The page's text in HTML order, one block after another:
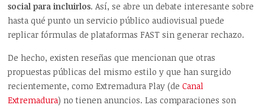
social para incluirlos. Así, se abre un debate interesante sobre
hasta qué punto un servicio público audiovisual puede
replicar fórmulas de plataformas FAST sin generar rechazo.
De hecho, existen reseñas que mencionan que otras
propuestas públicas del mismo estilo y que han surgido
recientemente, como Extremadura Play (deCanal
Extremadura) no tienen anuncios. Las comparaciones son